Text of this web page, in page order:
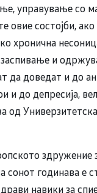
управување со
овие состојби, ако
хронична
и
да доведат и до
и до депресија,
од
здружение
сонот годинава е
навики за